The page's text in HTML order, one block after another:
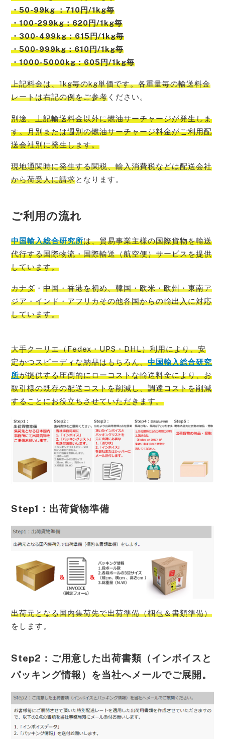
・50-99kg ：710円/1kg毎
・100-299kg：620円/1kg毎
・300-499kg：615円/1kg毎
・500-999kg：610円/1kg毎
・1000-5000kg：605円/1kg毎
上記料金は、1kg毎のkg単価です。各重量毎の輸送料金
レートは右記の例をご参考 ください。
別途、上記輸送料金以外に燃油サーチャージが発生しま
す。月別または週別の燃油サーチャージ料金がご利用配
送会社別に発生します。
現地通関時に発生する関税、輸入消費税などは配送会社
から荷受人に請求となります。
ご利用の流れ
中国輸入総合研究所は、貿易事業主様の国際貨物を輸送
代行する国際物流・国際輸送（航空便）サービスを提供
しています。
カナダ ・中国・香港を初め、韓国・欧米・欧州・東南ア
ジア・インド・アフリカその他各国からの輸出入に対応
しています。
大手クーリエ（Fedex・UPS・DHL）利用により、安
定かつスピーディな納品はもちろん、中国輸入総合研究
所が提供する圧倒的にローコストな輸送料金により、お
取引様の既存の配送コストを削減し、調達コストを削減
することにお役立ちさせていただきます。
Step1：出荷貨物準備
出荷元となる国内集荷先で出荷準備（梱包＆書類準備）
をします。
Step2：ご用意した出荷書類（インボイスと
パッキング情報）を当社へメールでご展開。